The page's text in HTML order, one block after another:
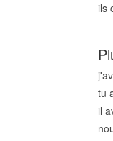
ils
tu
il